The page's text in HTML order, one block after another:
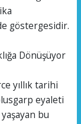
göstergesidir.
Dönüşüyor
yıllık tarihi
eyaleti
bu